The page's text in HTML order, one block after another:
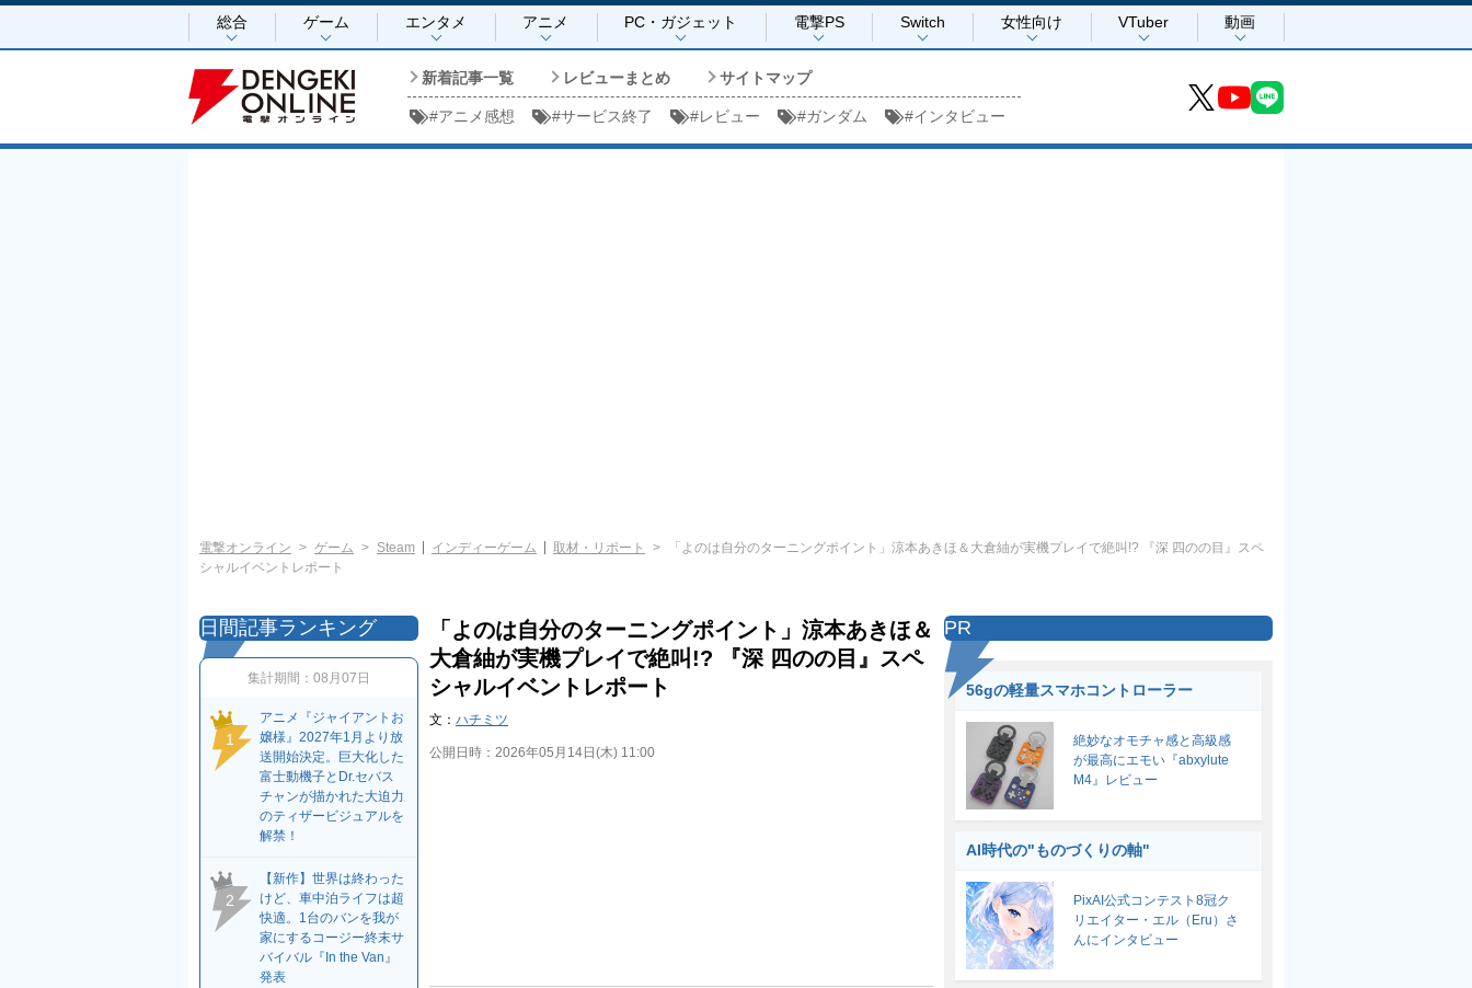
総合 ゲーム エンタメ アニメ PC・ガジェット 電撃PS Switch 女性向け VTuber 動画
新着記事一覧 レビューまとめ サイトマップ
#アニメ感想 #サービス終了 #レビュー #ガンダム #インタビュー
電撃オンライン ゲーム Steam インディーゲーム 取材・リポート
「よのは自分のターニングポイント」涼本あきほ＆大倉紬が実機プレイで絶叫!? 『深 四のの目』スペ
シャルイベントレポート
「よのは自分のターニングポイント」涼本あきほ＆
大倉紬が実機プレイで絶叫!? 『深 四のの目』スペ
シャルイベントレポート
文： ハチミツ
公開日時： 2026年05月14日(木) 11:00
日間記事ランキング
集計期間： 08月07日
1
アニメ『ジャイアントお
嬢様』2027年1月より放
送開始決定。巨大化した
富士動機子とDr.セバス
チャンが描かれた大迫力
のティザービジュアルを
解禁！
2
【新作】世界は終わった
けど、車中泊ライフは超
快適。1台のバンを我が
家にするコージー終末サ
バイバル『In the Van』
発表
PR
56gの軽量スマホコントローラー
絶妙なオモチャ感と高級感
が最高にエモい『abxylute
M4』レビュー
AI時代の"ものづくりの軸"
PixAI公式コンテスト8冠ク
リエイター・エル（Eru）さ
んにインタビュー